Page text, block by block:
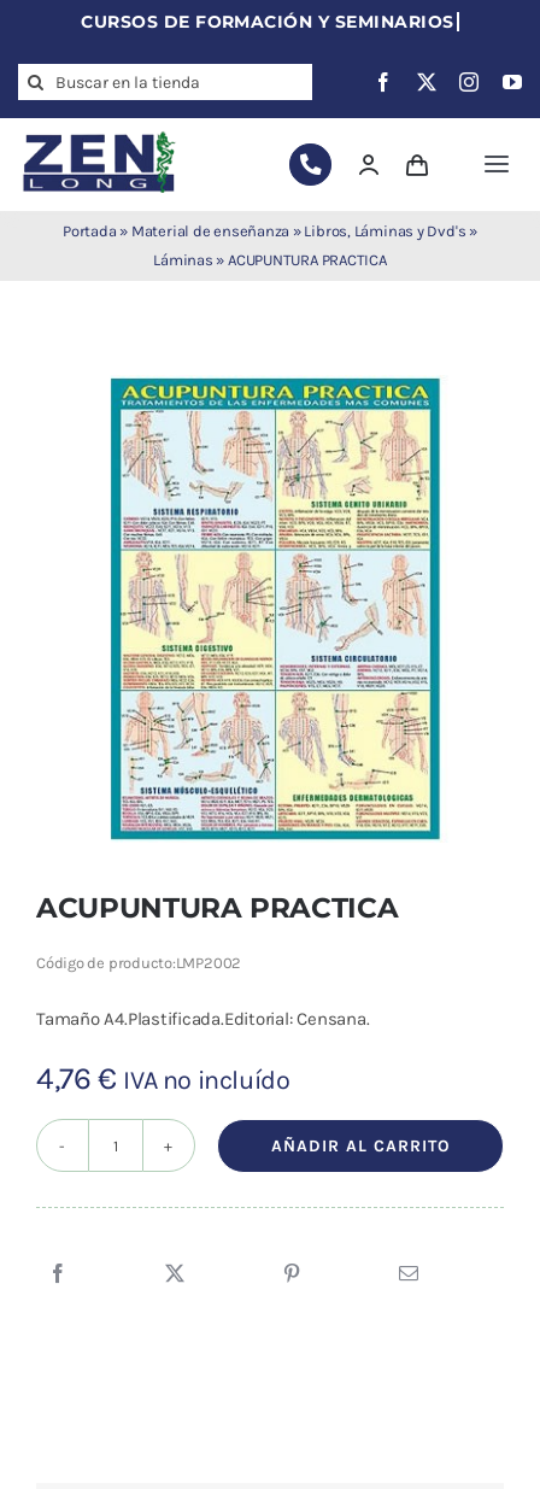
content
Search
for:
Auriculoterapia
Auriculomedicina
Electroacupuntura
Laserpuntura
Cromoterapia
Magnetoterapia
enseñanza
OFERTAS
Portada » Material de enseñanza » Libros, Láminas y Dvd's »
Láminas »ACUPUNTURA PRACTICA
ACUPUNTURA PRACTICA
Código de producto:LMP2002
Tamaño A4.Plastificada.Editorial: Censana.
4,76€ IVA no incluído
ACUPUNTURA
AÑADIR AL CARRITO